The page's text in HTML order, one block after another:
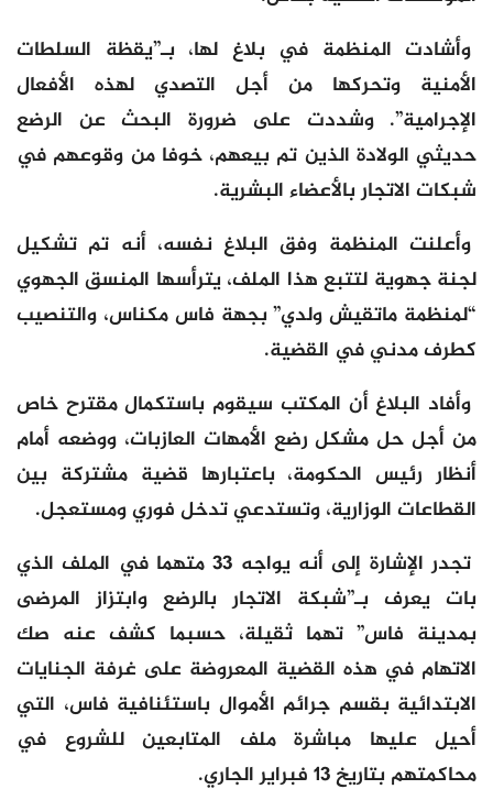
وأشادت المنظمة في بلاغ لها، بـ”يقظة السلطات
الأمنية وتحركها من أجل التصدي لهذه الأفعال
الإجرامية”. وشددت على ضرورة البحث عن الرضع
حديثي الولادة الذين تم بيعهم، خوفا من وقوعهم في
شبكات الاتجار بالأعضاء البشرية.
وأعلنت المنظمة وفق البلاغ نفسه، أنه تم تشكيل
لجنة جهوية لتتبع هذا الملف، يترأسها المنسق الجهوي
“لمنظمة ماتقيش ولدي” بجهة فاس مكناس، والتنصيب
كطرف مدني في القضية.
وأفاد البلاغ أن المكتب سيقوم باستكمال مقترح خاص
من أجل حل مشكل رضع الأمهات العازبات، ووضعه أمام
أنظار رئيس الحكومة، باعتبارها قضية مشتركة بين
القطاعات الوزارية، وتستدعي تدخل فوري ومستعجل.
تجدر الإشارة إلى أنه يواجه 33 متهما في الملف الذي
بات يعرف بـ”شبكة الاتجار بالرضع وابتزاز المرضى
بمدينة فاس” تهما ثقيلة، حسبما كشف عنه صك
الاتهام في هذه القضية المعروضة على غرفة الجنايات
الابتدائية بقسم جرائم الأموال باستئنافية فاس، التي
أحيل عليها مباشرة ملف المتابعين للشروع في
محاكمتهم بتاريخ 13 فبراير الجاري.